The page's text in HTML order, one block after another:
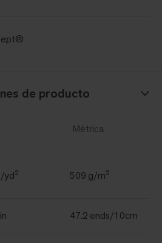
de producto
Métrica
yd² 509 g/m²
47.2 ends/10cm